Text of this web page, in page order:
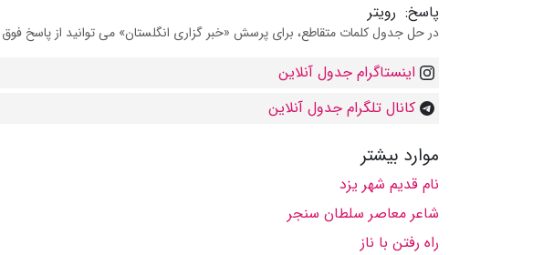
پاسخ: رویتر
در حل جدول کلمات متقاطع، برای پرسش «خبر گزاری انگلستان» می توانید از پاسخ فوق
اینستاگرام جدول آنلاین
کانال تلگرام جدول آنلاین
موارد بیشتر
نام قدیم شهر یزد
شاعر معاصر سلطان سنجر
راه رفتن با ناز